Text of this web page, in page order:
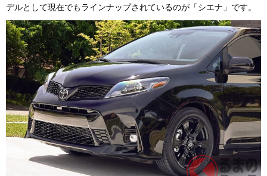
デルとして現在でもラインナップされているのが「シエナ」です。